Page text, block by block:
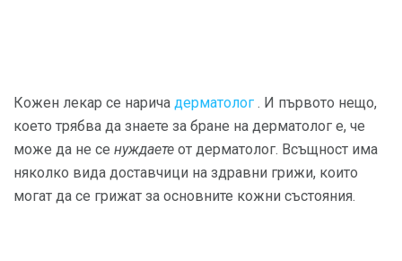
Кожен лекар се нарича дерматолог . И първото нещо,
което трябва да знаете за бране на дерматолог е, че
може да не се нуждаете от дерматолог. Всъщност има
няколко вида доставчици на здравни грижи, които
могат да се грижат за основните кожни състояния.